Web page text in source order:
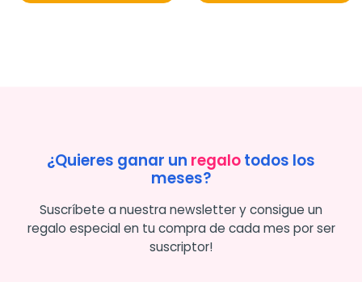
¿Quieres ganar un regalotodos los
meses?
Suscríbete a nuestra newsletter y consigue un
regalo especial en tu compra de cada mes por ser
suscriptor!